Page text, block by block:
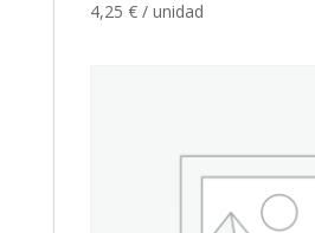
4,25 € / unidad